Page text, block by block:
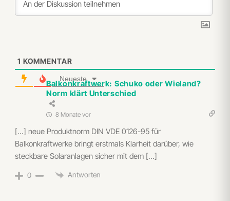
1 KOMMENTAR
Neueste
Balkonkraftwerk: Schuko oder Wieland?
Norm klärt Unterschied
8 Monate vor
[…] neue Produktnorm DIN VDE 0126-95 für
Balkonkraftwerke bringt erstmals Klarheit darüber, wie
steckbare Solaranlagen sicher mit dem […]
0 Antworten